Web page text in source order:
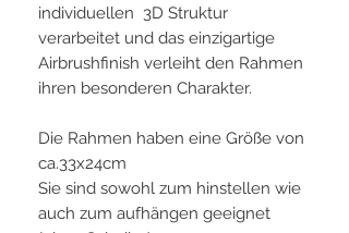
individuellen 3D Struktur
verarbeitet und das einzigartige
Airbrushfinish verleiht den Rahmen
ihren besonderen Charakter.
Die Rahmen haben eine Größe von
ca.33x24cm
Sie sind sowohl zum hinstellen wie
auch zum aufhängen geeignet